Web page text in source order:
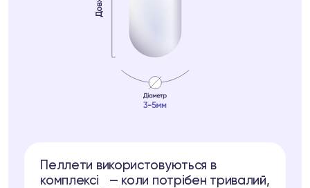
Пеллети використовуються в
комплексі — коли потрібен тривалий,